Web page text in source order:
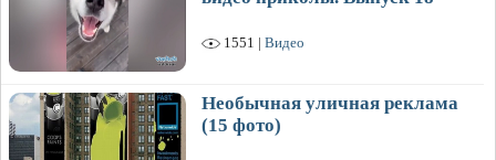
1551 | Видео
Необычная уличная реклама
(15 фото)